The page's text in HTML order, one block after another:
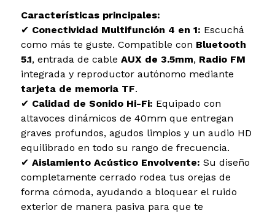
Características principales:
✔ Conectividad Multifunción 4 en 1: Escuchá
como más te guste. Compatible con Bluetooth
5.1, entrada de cable AUX de 3.5mm, Radio FM
integrada y reproductor autónomo mediante
tarjeta de memoria TF.
✔ Calidad de Sonido Hi-Fi: Equipado con
altavoces dinámicos de 40mm que entregan
graves profundos, agudos limpios y un audio HD
equilibrado en todo su rango de frecuencia.
✔ Aislamiento Acústico Envolvente: Su diseño
completamente cerrado rodea tus orejas de
forma cómoda, ayudando a bloquear el ruido
exterior de manera pasiva para que te